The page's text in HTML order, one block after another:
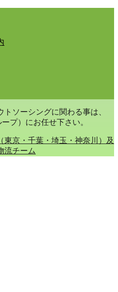
ソーシングに関わる事は、
プ）にお任せ下さい。